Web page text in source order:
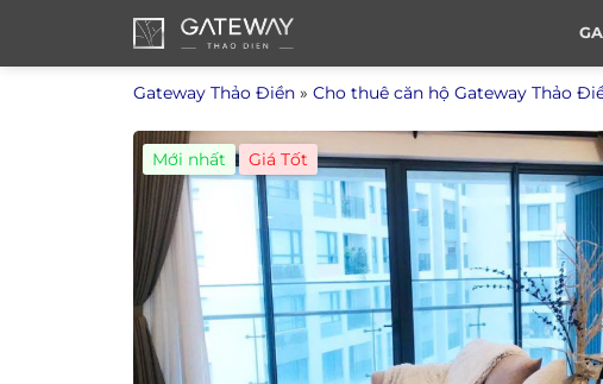
Gateway Thảo Điền » Cho thuê căn hộ Gateway Thảo
Mới nhất Giá Tốt